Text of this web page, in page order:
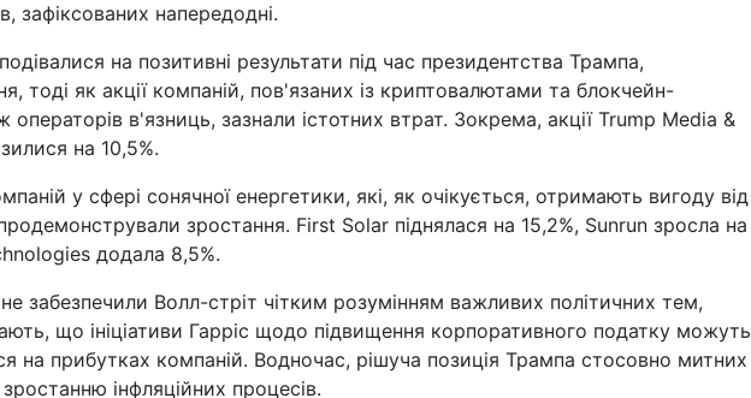
зафіксованих напередодні.
на позитивні результати під час президентства Трампа,
тоді як акції компаній, пов'язаних із криптовалютами та блокчейн-
операторів в'язниць, зазнали істотних втрат. Зокрема, акції Trump Media &
на 10,5%.
у сфері сонячної енергетики, які, як очікується, отримають вигоду від
продемонстрували зростання. First Solar піднялася на 15,2%, Sunrun зросла на
додала 8,5%.
забезпечили Волл-стріт чітким розумінням важливих політичних тем,
що ініціативи Гарріс щодо підвищення корпоративного податку можуть
на прибутках компаній. Водночас, рішуча позиція Трампа стосовно митних
інфляційних процесів.